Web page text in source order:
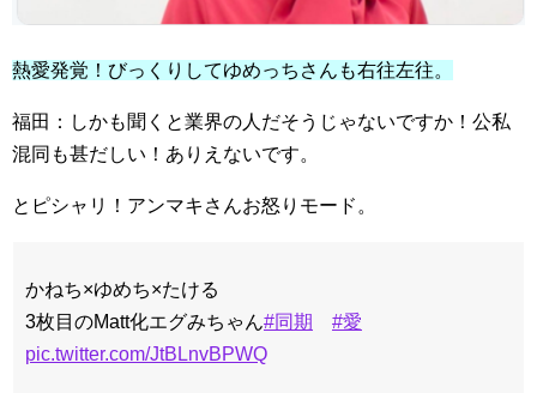
熱愛発覚！びっくりしてゆめっちさんも右往左往。
福田：しかも聞くと業界の人だそうじゃないですか！公私
混同も甚だしい！ありえないです。
とピシャリ！アンマキさんお怒りモード。
かねち×ゆめち×たける
3枚目のMatt化エグみちゃん#同期
#愛
pic.twitter.com/JtBLnvBPWQ